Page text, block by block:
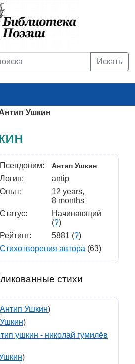
Искать
Антип Ушкин
Псевдоним: Антип Ушкин
Логин:
antip
Опыт:
12 years,
8 months
Статус:
Начинающий
(?)
Рейтинг:
5881 (?)
Стихотворения автора (63)
стихи
Антип Ушкин)
)
ушкин - николай гумилёв
)